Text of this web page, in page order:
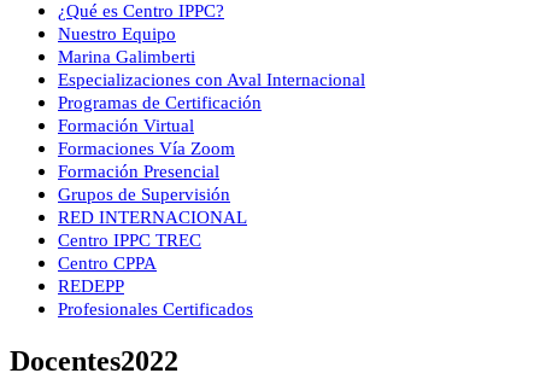
¿Qué es Centro IPPC?
Nuestro Equipo
Marina Galimberti
Especializaciones con Aval Internacional
Programas de Certificación
Formación Virtual
Formaciones Vía Zoom
Formación Presencial
Grupos de Supervisión
RED INTERNACIONAL
Centro IPPC TREC
Centro CPPA
REDEPP
Profesionales Certificados
Docentes2022